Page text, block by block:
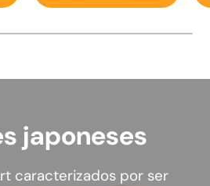
japoneses
caracterizados por ser